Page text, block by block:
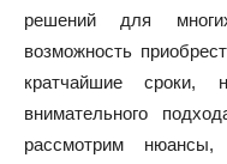
решений для
возможность
кратчайшие
внимательного
рассмотрим